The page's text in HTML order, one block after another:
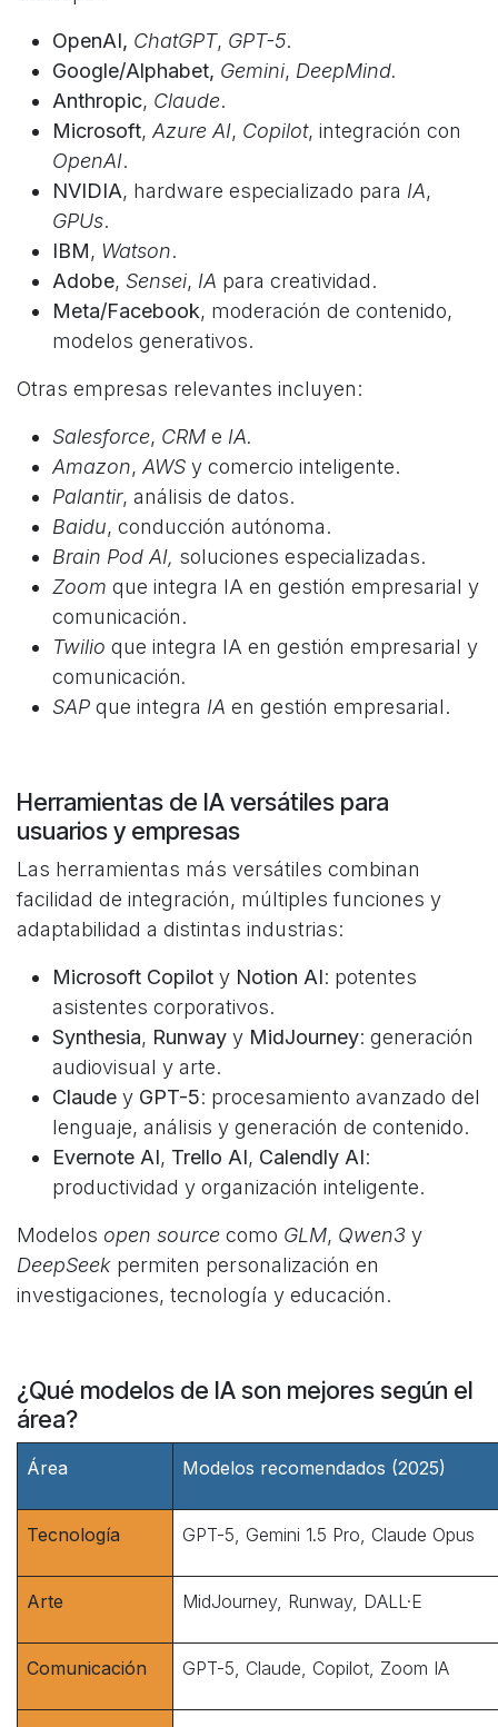
OpenAI, ChatGPT, GPT-5.
Google/Alphabet, Gemini, DeepMind.
Anthropic, Claude.
Microsoft, Azure AI, Copilot, integración con
OpenAI.
NVIDIA, hardware especializado para IA,
GPUs.
IBM, Watson.
Adobe, Sensei, IA para creatividad.
Meta/Facebook, moderación de contenido,
modelos generativos.
Otras empresas relevantes incluyen:
Salesforce, CRM e IA.
Amazon, AWS y comercio inteligente.
Palantir, análisis de datos.
Baidu, conducción autónoma.
Brain Pod AI, soluciones especializadas.
Zoom que integra IA en gestión empresarial y
comunicación.​
Twilio que integra IA en gestión empresarial y
comunicación.​
SAP que integra IA en gestión empresarial.​
Herramientas de IA versátiles para
usuarios y empresas
Las herramientas más versátiles combinan
facilidad de integración, múltiples funciones y
adaptabilidad a distintas industrias:
Microsoft Copilot y Notion AI: potentes
asistentes corporativos.
Synthesia, Runway y MidJourney: generación
audiovisual y arte.
Claude y GPT-5: procesamiento avanzado del
lenguaje, análisis y generación de contenido.
Evernote AI, Trello AI, Calendly AI:
productividad y organización inteligente.
Modelos open source como GLM, Qwen3 y
DeepSeek permiten personalización en
investigaciones, tecnología y educación.
¿Qué modelos de IA son mejores según el
área?
Área Modelos recomendados (2025)
Tecnología GPT-5, Gemini 1.5 Pro, Claude Opus
Arte MidJourney, Runway, DALL·E
Comunicación GPT-5, Claude, Copilot, Zoom IA